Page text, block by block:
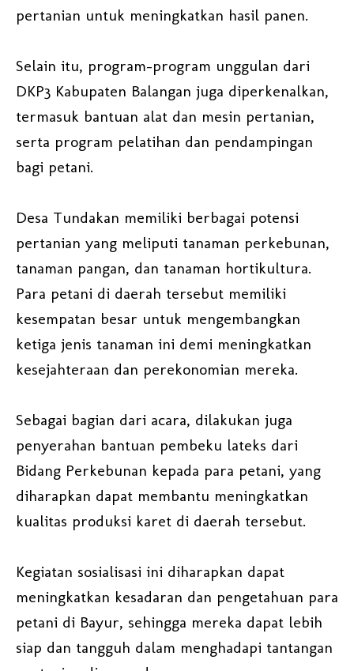
pertanian untuk meningkatkan hasil panen.
Selain itu, program-program unggulan dari
DKP3 Kabupaten Balangan juga diperkenalkan,
termasuk bantuan alat dan mesin pertanian,
serta program pelatihan dan pendampingan
bagi petani.
Desa Tundakan memiliki berbagai potensi
pertanian yang meliputi tanaman perkebunan,
tanaman pangan, dan tanaman hortikultura.
Para petani di daerah tersebut memiliki
kesempatan besar untuk mengembangkan
ketiga jenis tanaman ini demi meningkatkan
kesejahteraan dan perekonomian mereka.
Sebagai bagian dari acara, dilakukan juga
penyerahan bantuan pembeku lateks dari
Bidang Perkebunan kepada para petani, yang
diharapkan dapat membantu meningkatkan
kualitas produksi karet di daerah tersebut.
Kegiatan sosialisasi ini diharapkan dapat
meningkatkan kesadaran dan pengetahuan para
petani di Bayur, sehingga mereka dapat lebih
siap dan tangguh dalam menghadapi tantangan